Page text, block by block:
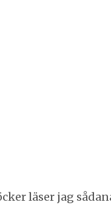
läser jag